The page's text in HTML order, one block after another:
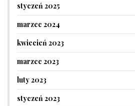
styczeń 2025
marzec 2024
kwiecień 2023
marzec 2023
luty 2023
styczeń 2023